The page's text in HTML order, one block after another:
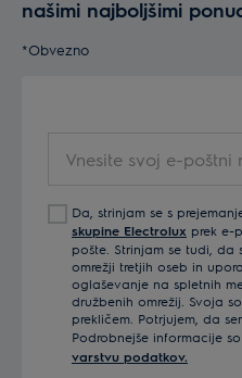
našimi najboljšimi
*Obvezno
Da, strinjam se s
skupine Electrolux prek e-
pošte. Strinjam se tudi,
omrežji tretjih oseb in
oglaševanje na spletnih
družbenih omrežij. Svoja
prekličem. Potrjujem, da
Podrobnejše informacije
varstvu podatkov.